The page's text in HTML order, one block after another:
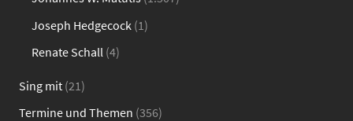
Joseph Hedgecock (1)
Renate Schall (4)
Sing mit (21)
Termine und Themen (356)